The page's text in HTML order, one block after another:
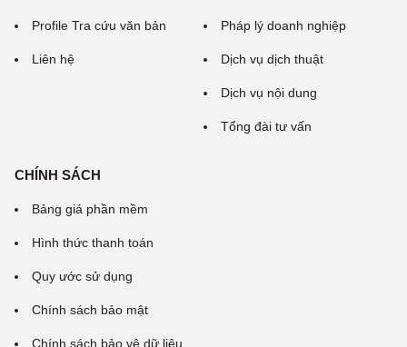
Profile Tra cứu văn bản
Liên hệ
Pháp lý doanh nghiệp
Dịch vụ dịch thuật
Dịch vụ nội dung
Tổng đài tư vấn
CHÍNH SÁCH
Bảng giá phần mềm
Hình thức thanh toán
Quy ước sử dụng
Chính sách bảo mật
Chính sách bảo vệ dữ liệu